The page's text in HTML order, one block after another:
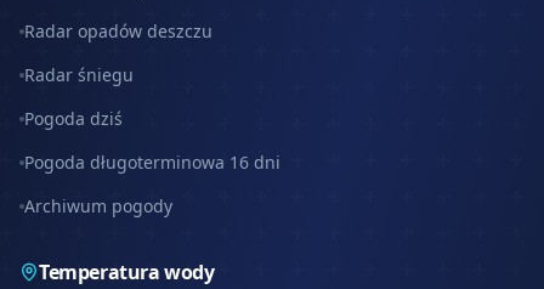
Radar opadów deszczu
Radar śniegu
Pogoda dziś
Pogoda długoterminowa 16 dni
Archiwum pogody
Temperatura wody